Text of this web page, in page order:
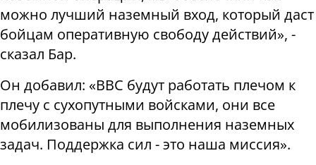
можно лучший наземный вход, который даст
бойцам оперативную свободу действий», -
сказал Бар.
Он добавил: «ВВС будут работать плечом к
плечу с сухопутными войсками, они все
мобилизованы для выполнения наземных
задач. Поддержка сил - это наша миссия».